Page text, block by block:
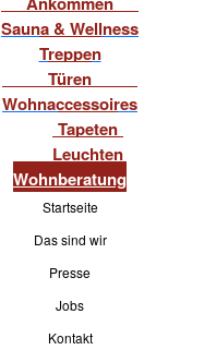
Sauna & Wellness
Treppen
Türen
Wohnaccessoires
Tapeten
Leuchten
Wohnberatung
Startseite
Das sind wir
Presse
Jobs
Kontakt